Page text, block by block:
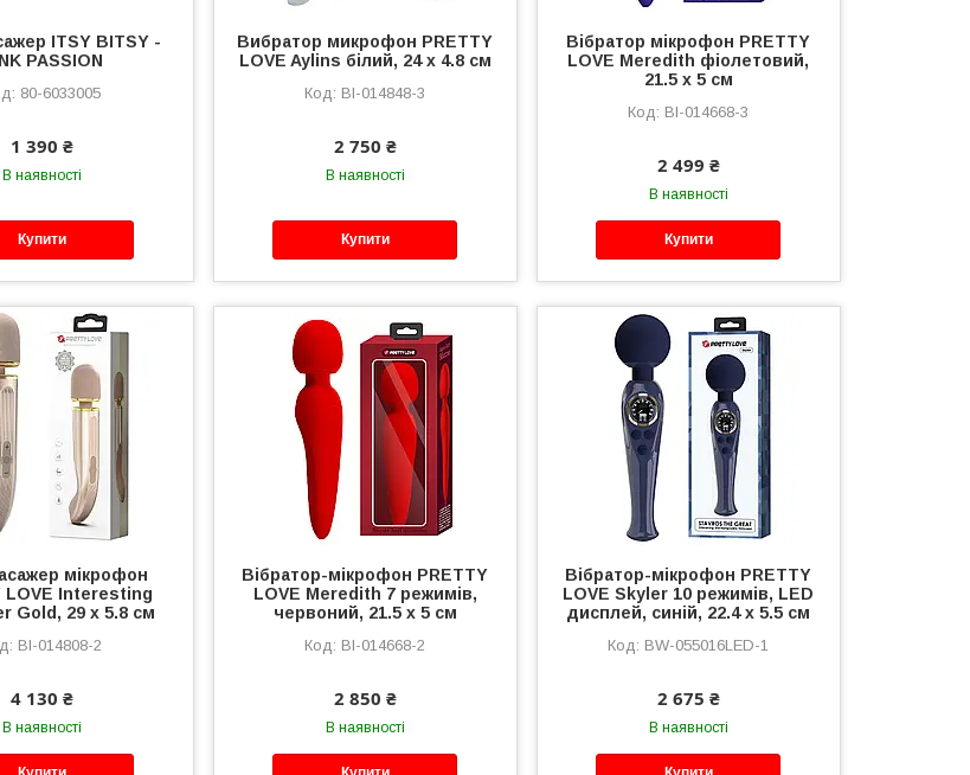
ITSY BITSY -
PASSION
80-6033005
1 390 ₴
В наявності
Купити
Вибратор микрофон PRETTY
LOVE Aylins білий, 24 х 4.8 см
BI-014848-3
2 750 ₴
В наявності
Купити
Вібратор мікрофон PRETTY
LOVE Meredith фіолетовий,
21.5 х 5 см
BI-014668-3
2 499 ₴
В наявності
Купити
мікрофон
LOVE Interesting
Gold, 29 х 5.8 см
BI-014808-2
4 130 ₴
В наявності
Вібратор-мікрофон PRETTY
LOVE Meredith 7 режимів,
червоний, 21.5 х 5 см
BI-014668-2
2 850 ₴
В наявності
Вібратор-мікрофон PRETTY
LOVE Skyler 10 режимів, LED
дисплей, синій, 22.4 х 5.5 см
BW-055016LED-1
2 675 ₴
В наявності